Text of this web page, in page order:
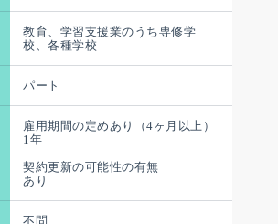
RECRUIT
教育、学習支援業のうち専修学
校、各種学校
パート
雇用期間の定めあり（4ヶ月以上）
1年
契約更新の可能性の有無
あり
不問